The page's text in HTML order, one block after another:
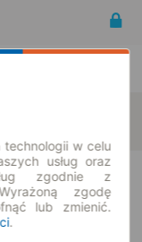
w celu
usług oraz
zgodnie z
zgodę
lub zmienić.
.